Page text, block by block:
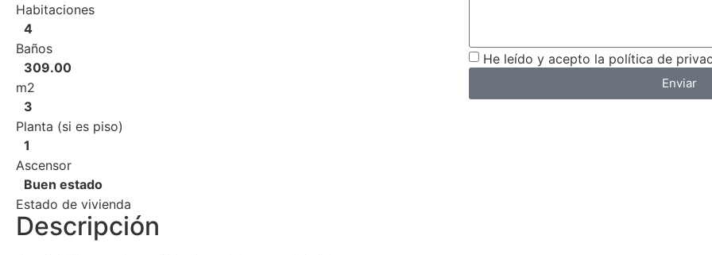
Habitaciones
4
Baños
309.00
m2
3
Planta (si es piso)
1
Ascensor
Buen estado
Estado de vivienda
Descripción
He leído y acepto la política de
Enviar